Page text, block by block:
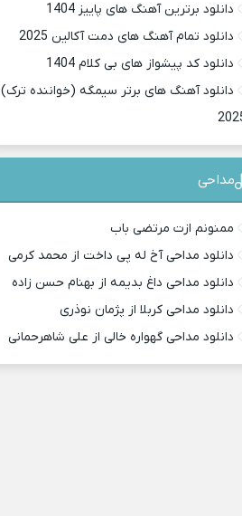
دانلود برترین آهنگ های پاییز 1404
دانلود تمام آهنگ های دمت آکالین 2025
دانلود کد پیشواز های بی کلام 1404
دانلود آهنگ های برتر سیمگه (خواننده ترک)
مداحی
ممنونم ازت مرتضی باب
دانلود مداحی آخ له پی داخت از محمد کرمی
دانلود مداحی داغ بدیمه از بهنام حسن زاده
دانلود مداحی کربلا از پژمان نوذری
دانلود مداحی گهواره خالی از علی شاهرحمانی